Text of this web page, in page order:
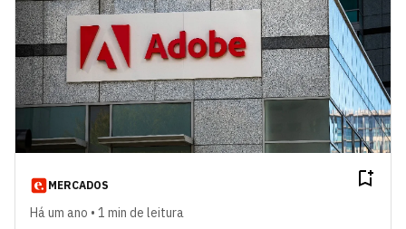
MERCADOS
Há um ano • 1 min de leitura